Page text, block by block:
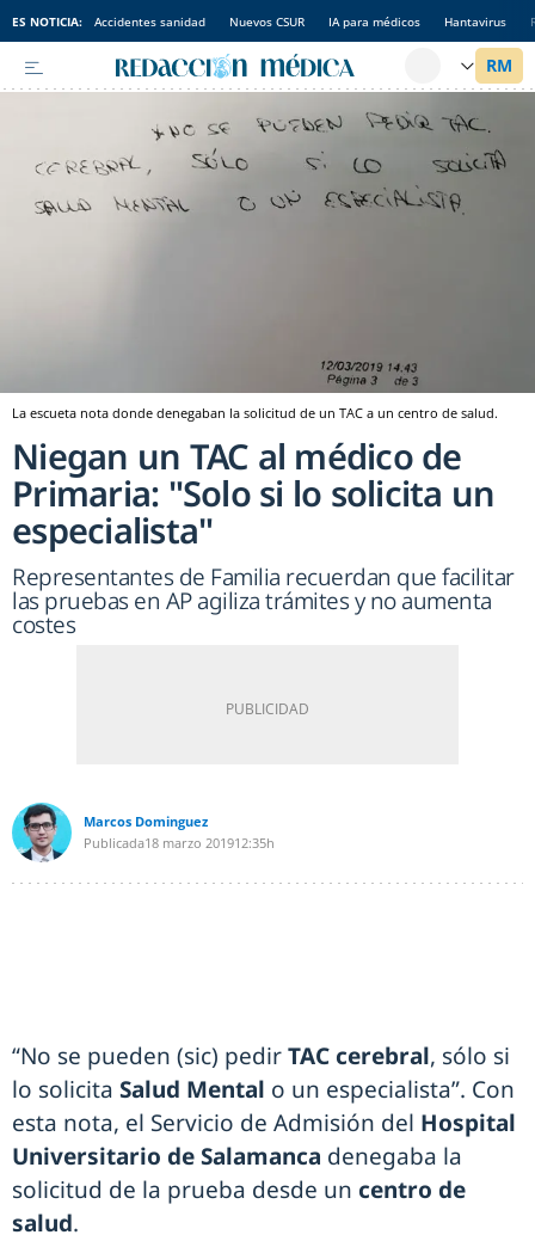
ES NOTICIA: Accidentes sanidad Nuevos CSUR IA para médicos Hantavirus
La escueta nota donde denegaban la solicitud de un TAC a un centro de salud.
Niegan un TAC al médico de
Primaria: "Solo si lo solicita un
especialista"
Representantes de Familia recuerdan que facilitar
las pruebas en AP agiliza trámites y no aumenta
costes
Marcos Dominguez
Publicada18 marzo 201912:35h
“No se pueden (sic) pedirTAC cerebral, sólo si
lo solicita Salud Mental o un especialista”. Con
esta nota, el Servicio de Admisión del Hospital
Universitario de Salamanca denegaba la
solicitud de la prueba desde un centro de
salud.